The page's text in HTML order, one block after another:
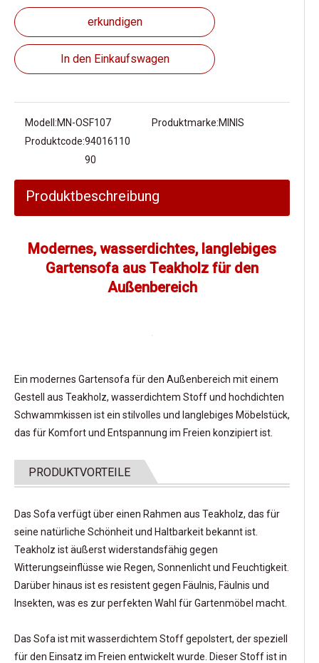
erkundigen
In den Einkaufswagen
Modell:MN-OSF107 Produktmarke:MINIS
Produktcode:94016110
90
Produktbeschreibung
Modernes, wasserdichtes, langlebiges
Gartensofa aus Teakholz für den
Außenbereich
Ein modernes Gartensofa für den Außenbereich mit einem
Gestell aus Teakholz, wasserdichtem Stoff und hochdichten
Schwammkissen ist ein stilvolles und langlebiges Möbelstück,
das für Komfort und Entspannung im Freien konzipiert ist.
PRODUKTVORTEILE
Das Sofa verfügt über einen Rahmen aus Teakholz, das für
seine natürliche Schönheit und Haltbarkeit bekannt ist.
Teakholz ist äußerst widerstandsfähig gegen
Witterungseinflüsse wie Regen, Sonnenlicht und Feuchtigkeit.
Darüber hinaus ist es resistent gegen Fäulnis, Fäulnis und
Insekten, was es zur perfekten Wahl für Gartenmöbel macht.
Das Sofa ist mit wasserdichtem Stoff gepolstert, der speziell
für den Einsatz im Freien entwickelt wurde. Dieser Stoff ist in